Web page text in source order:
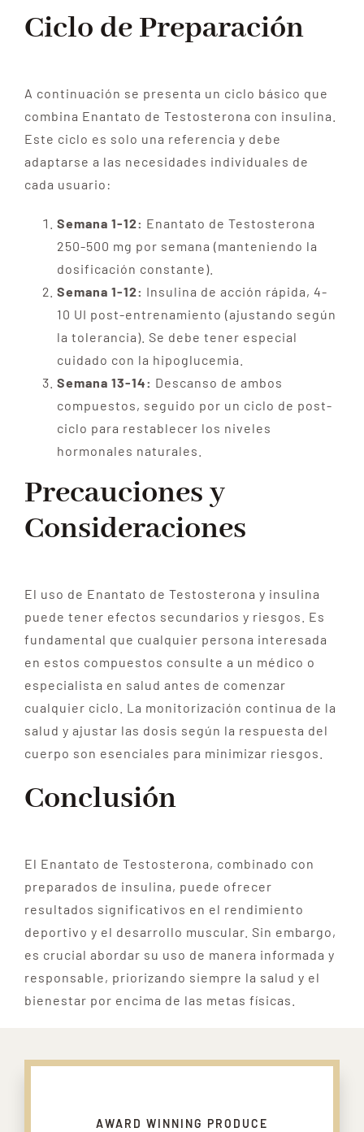
Ciclo de Preparación
A continuación se presenta un ciclo básico que
combina Enantato de Testosterona con insulina.
Este ciclo es solo una referencia y debe
adaptarse a las necesidades individuales de
cada usuario:
Semana 1-12: Enantato de Testosterona
250-500 mg por semana (manteniendo la
dosificación constante).
Semana 1-12: Insulina de acción rápida, 4-
10 UI post-entrenamiento (ajustando según
la tolerancia). Se debe tener especial
cuidado con la hipoglucemia.
Semana 13-14: Descanso de ambos
compuestos, seguido por un ciclo de post-
ciclo para restablecer los niveles
hormonales naturales.
Precauciones y
Consideraciones
El uso de Enantato de Testosterona y insulina
puede tener efectos secundarios y riesgos. Es
fundamental que cualquier persona interesada
en estos compuestos consulte a un médico o
especialista en salud antes de comenzar
cualquier ciclo. La monitorización continua de la
salud y ajustar las dosis según la respuesta del
cuerpo son esenciales para minimizar riesgos.
Conclusión
El Enantato de Testosterona, combinado con
preparados de insulina, puede ofrecer
resultados significativos en el rendimiento
deportivo y el desarrollo muscular. Sin embargo,
es crucial abordar su uso de manera informada y
responsable, priorizando siempre la salud y el
bienestar por encima de las metas físicas.
AWARD WINNING PRODUCE